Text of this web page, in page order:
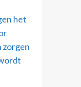
het
zorgen